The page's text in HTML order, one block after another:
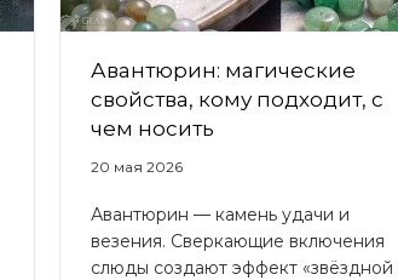
Авантюрин: магические
свойства, кому подходит, с
чем носить
20 мая 2026
Авантюрин — камень удачи и
везения. Сверкающие включения
слюды создают эффект «звёздной